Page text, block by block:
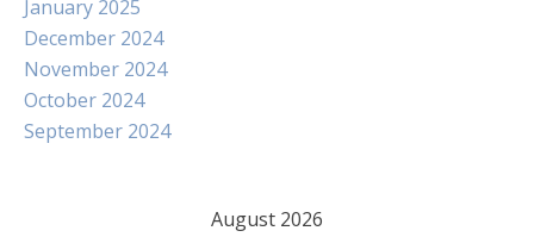
January 2025
December 2024
November 2024
October 2024
September 2024
August 2026